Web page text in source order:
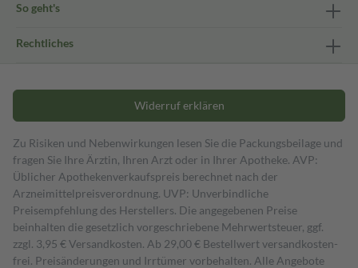
So geht's
Rechtliches
Widerruf erklären
Zu Risiken und Nebenwirkungen lesen Sie die Packungsbeilage und
fragen Sie Ihre Ärztin, Ihren Arzt oder in Ihrer Apotheke. AVP:
Üblicher Apothekenverkaufspreis berechnet nach der
Arzneimittelpreisverordnung. UVP: Unverbindliche
Preisempfehlung des Herstellers. Die angegebenen Preise
beinhalten die gesetzlich vorgeschriebene Mehrwertsteuer, ggf.
zzgl. 3,95 € Versandkosten. Ab 29,00 € Bestell­wert versand­kosten­
frei. Preisänderungen und Irrtümer vorbehalten. Alle Angebote